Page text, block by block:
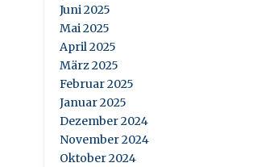
Juni 2025
Mai 2025
April 2025
März 2025
Februar 2025
Januar 2025
Dezember 2024
November 2024
Oktober 2024